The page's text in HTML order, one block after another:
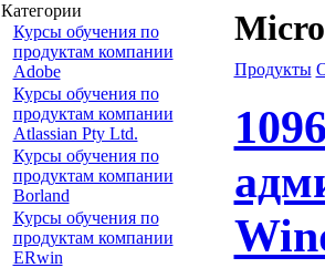
Категории
Курсы обучения по
продуктам компании
Adobe
Курсы обучения по
продуктам компании
Atlassian Pty Ltd.
Курсы обучения по
продуктам компании
Borland
Курсы обучения по
продуктам компании
ERwin
Продукты